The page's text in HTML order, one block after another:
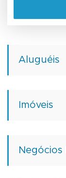
Aluguéis
Imóveis
Negócios